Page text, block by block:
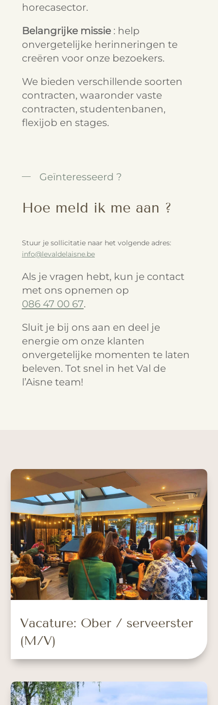
horecasector.
Belangrijke missie: help
onvergetelijke herinneringen te
creëren voor onze bezoekers.
We bieden verschillende soorten
contracten, waaronder vaste
contracten, studentenbanen,
flexijob en stages.
Geïnteresseerd ?
Hoe meld ik me aan ?
Stuur je sollicitatie naar het volgende adres:
info@levaldelaisne.be
Als je vragen hebt, kun je contact
met ons opnemen op
086 47 00 67.
Sluit je bij ons aan en deel je
energie om onze klanten
onvergetelijke momenten te laten
beleven. Tot snel in het Val de
l’Aisne team!
Vacature: Ober / serveerster
(M/V)